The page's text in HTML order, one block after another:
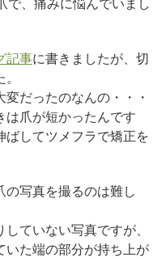
で、痛みに悩んでいまし
記事に書きましたが、切
変だったのなんの・・・
は爪が短かったんです
ばしてツメフラで矯正を
の写真を撮るのは難し
していない写真ですが、
いた端の部分が持ち上が